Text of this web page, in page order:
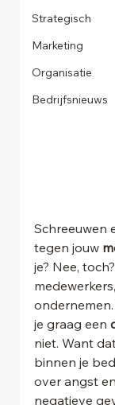
Strategisch
Marketing
Organisatie
Bedrijfsnieuws
Schreeuwen
tegen jouw
je? Nee,
je graag een
niet. Want
binnen je
over angst
negatieve